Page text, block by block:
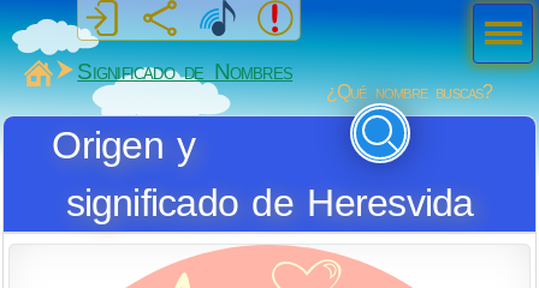
MiSabueso
Significado de Nombres
¿Qué nombre buscas?
Origen y
significado de Heresvida
Men
ú